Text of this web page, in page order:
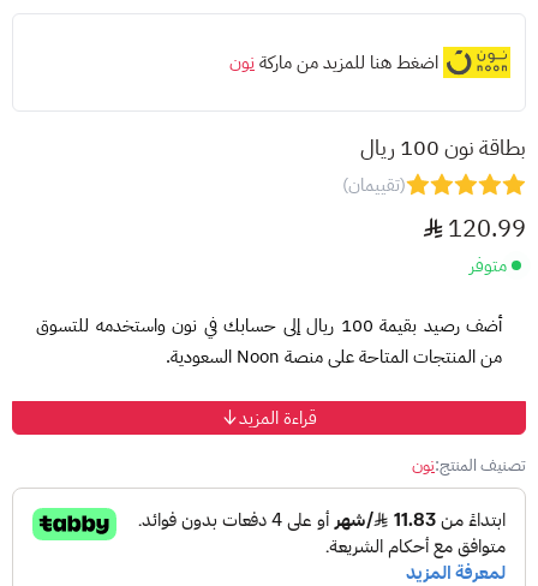
اضغط هنا للمزيد من ماركة نون
بطاقة نون 100 ريال
(تقييمان)
120.99
متوفر
أضف رصيد بقيمة 100 ريال إلى حسابك في نون واستخدمه للتسوق
من المنتجات المتاحة على منصة Noon السعودية.
انتقل إلى قسم "رصيد نون".
اختر "استرداد بطاقة الهدايا".
أدخل رقم البطاقة ورمز PIN.
اضغط "استرداد" لإضافة الرصيد إلى حسابك.
قراءة المزيد
تصنيف المنتج:نون